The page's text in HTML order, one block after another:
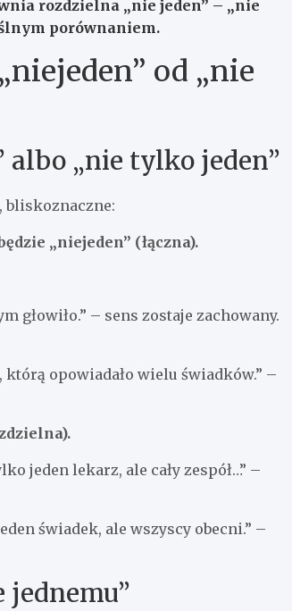
rozdzielna „nie jeden” – „nie
porównaniem.
od „nie
albo „nie tylko jeden”
bliskoznaczne:
„niejeden” (łączna).
głowiło.” – sens zostaje zachowany.
opowiadało wielu świadków.” –
jeden lekarz, ale cały zespół…” –
świadek, ale wszyscy obecni.” –
jednemu”